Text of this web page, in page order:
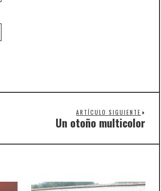
ARTÍCULO SIGUIENTE
Un otoño multicolor